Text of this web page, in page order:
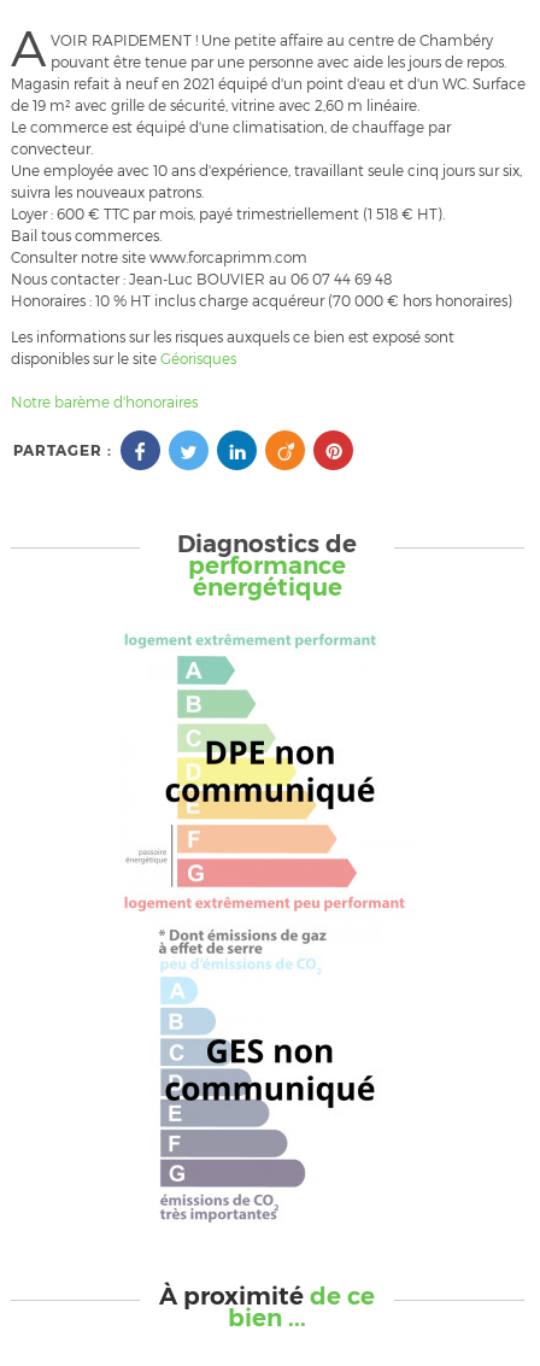
A VOIR RAPIDEMENT ! Une petite affaire au centre de Chambéry
pouvant être tenue par une personne avec aide les jours de repos.
Magasin refait à neuf en 2021 équipé d'un point d'eau et d'un WC. Surface
de 19 m² avec grille de sécurité, vitrine avec 2,60 m linéaire.
Le commerce est équipé d'une climatisation, de chauffage par
convecteur.
Une employée avec 10 ans d'expérience, travaillant seule cinq jours sur six,
suivra les nouveaux patrons.
Loyer : 600 € TTC par mois, payé trimestriellement (1 518 € HT).
Bail tous commerces.
Consulter notre site www.forcaprimm.com
Nous contacter : Jean-Luc BOUVIER au 06 07 44 69 48
Honoraires : 10 % HT inclus charge acquéreur (70 000 € hors honoraires)
Les informations sur les risques auxquels ce bien est exposé sont
disponibles sur le site Géorisques
Notre barème d'honoraires
PARTAGER :
Diagnostics de
performance
énergétique
À proximitéde ce
bien ...